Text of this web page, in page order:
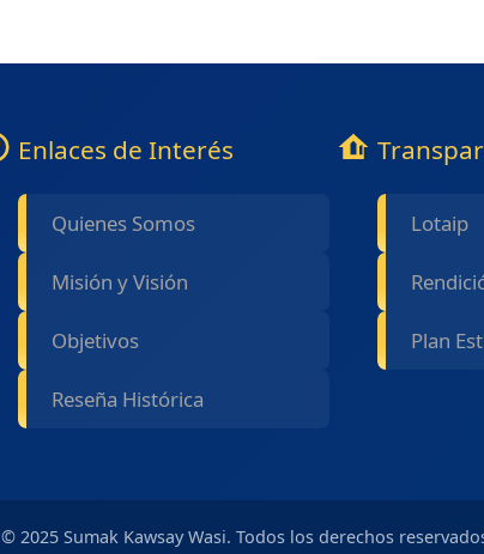
Enlaces de Interés
Quienes Somos
Misión y Visión
Objetivos
Reseña Histórica
Lotaip
Plan
© 2025 Sumak Kawsay Wasi. Todos los derechos